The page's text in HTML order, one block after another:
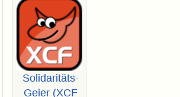
Solidaritäts-
Geier (XCF